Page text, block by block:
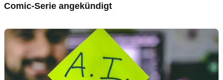
Comic-Serie angekündigt